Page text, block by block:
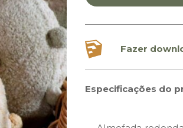
Fazer
Especificações do